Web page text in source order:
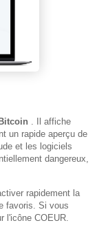
. Il affiche
un rapide aperçu de
et les logiciels
dangereux,
rapidement la
favoris. Si vous
l'icône COEUR.